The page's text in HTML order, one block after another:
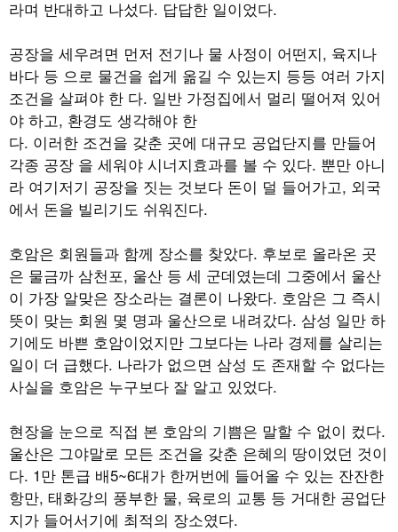
라며 반대하고 나섰다. 답답한 일이었다.
공장을 세우려면 먼저 전기나 물 사정이 어떤지, 육지나
바다 등 으로 물건을 쉽게 옮길 수 있는지 등등 여러 가지
조건을 살펴야 한 다. 일반 가정집에서 멀리 떨어져 있어
야 하고, 환경도 생각해야 한
다. 이러한 조건을 갖춘 곳에 대규모 공업단지를 만들어
각종 공장 을 세워야 시너지효과를 볼 수 있다. 뿐만 아니
라 여기저기 공장을 짓는 것보다 돈이 덜 들어가고, 외국
에서 돈을 빌리기도 쉬워진다.
호암은 회원들과 함께 장소를 찾았다. 후보로 올라온 곳
은 물금까 삼천포, 울산 등 세 군데였는데 그중에서 울산
이 가장 알맞은 장소라는 결론이 나왔다. 호암은 그 즉시
뜻이 맞는 회원 몇 명과 울산으로 내려갔다. 삼성 일만 하
기에도 바쁜 호암이었지만 그보다는 나라 경제를 살리는
일이 더 급했다. 나라가 없으면 삼성 도 존재할 수 없다는
사실을 호암은 누구보다 잘 알고 있었다.
현장을 눈으로 직접 본 호암의 기쁨은 말할 수 없이 컸다.
울산은 그야말로 모든 조건을 갖춘 은혜의 땅이었던 것이
다. 1만 톤급 배5~6대가 한꺼번에 들어올 수 있는 잔잔한
항만, 태화강의 풍부한 물, 육로의 교통 등 거대한 공업단
지가 들어서기에 최적의 장소였다.